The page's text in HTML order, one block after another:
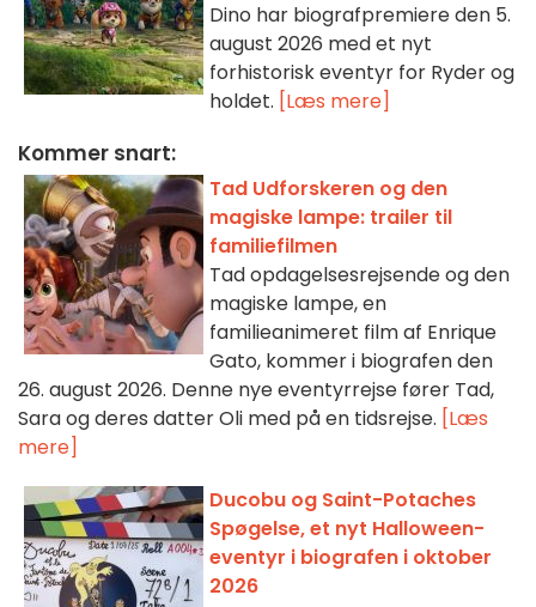
Dino har biografpremiere den 5.
august 2026 med et nyt
forhistorisk eventyr for Ryder og
holdet. [Læs mere]
Kommer snart:
Tad Udforskeren og den
magiske lampe: trailer til
familiefilmen
Tad opdagelsesrejsende og den
magiske lampe, en
familieanimeret film af Enrique
Gato, kommer i biografen den
26. august 2026. Denne nye eventyrrejse fører Tad,
Sara og deres datter Oli med på en tidsrejse. [Læs
mere]
Ducobu og Saint-Potaches
Spøgelse, et nyt Halloween-
eventyr i biografen i oktober
2026